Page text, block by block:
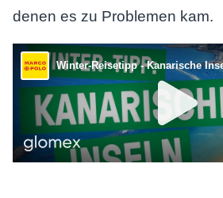
denen es zu Problemen kam.